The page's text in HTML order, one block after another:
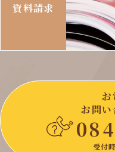
資料請求
お
お問い
受付